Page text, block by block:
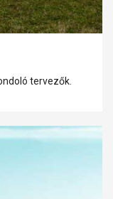
tervezők.